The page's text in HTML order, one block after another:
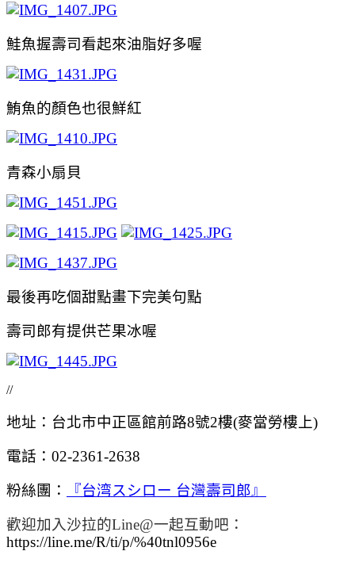
鮭魚握壽司看起來油脂好多喔
鮪魚的顏色也很鮮紅
青森小扇貝
最後再吃個甜點畫下完美句點
壽司郎有提供芒果冰喔
//
地址：台北市中正區館前路8號2樓(麥當勞樓上)
電話：02-2361-2638
粉絲團： 『台湾スシロー 台灣壽司郎』
歡迎加入沙拉的Line@一起互動吧：
https://line.me/R/ti/p/%40tnl0956e